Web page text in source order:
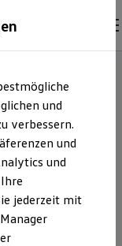
|
Gottfried Schultz
und
verbessern.
und
und
jederzeit mit